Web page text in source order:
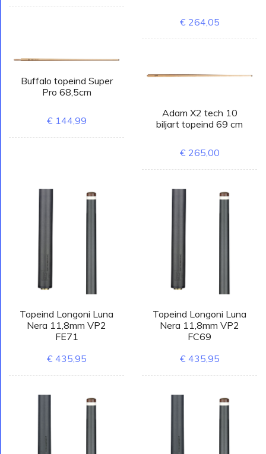
€ 264,05
Buffalo topeind Super
Pro 68,5cm
€ 144,99
Adam X2 tech 10
biljart topeind 69 cm
€ 265,00
Topeind Longoni Luna
Nera 11,8mm VP2
FE71
€ 435,95
Topeind Longoni Luna
Nera 11,8mm VP2
FC69
€ 435,95